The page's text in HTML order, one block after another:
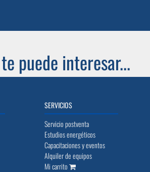
puede interesar...
SERVICIOS
Servicio postventa
Estudios energéticos
Capacitaciones y eventos
Alquiler de equipos
Mi carrito